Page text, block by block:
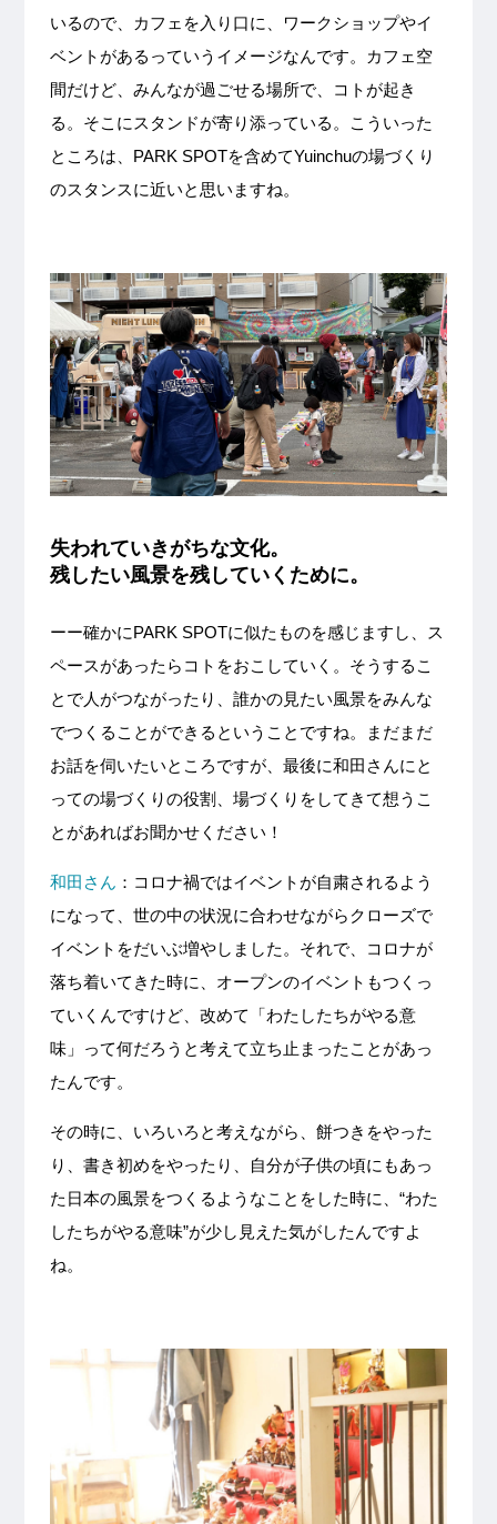
いるので、カフェを入り口に、ワークショップやイ
ベントがあるっていうイメージなんです。カフェ空
間だけど、みんなが過ごせる場所で、コトが起き
る。そこにスタンドが寄り添っている。こういった
ところは、PARK SPOTを含めてYuinchuの場づくり
のスタンスに近いと思いますね。
失われていきがちな文化。
残したい風景を残していくために。
ーー確かにPARK SPOTに似たものを感じますし、ス
ペースがあったらコトをおこしていく。そうするこ
とで人がつながったり、誰かの見たい風景をみんな
でつくることができるということですね。まだまだ
お話を伺いたいところですが、最後に和田さんにと
っての場づくりの役割、場づくりをしてきて想うこ
とがあればお聞かせください！
和田さん ：コロナ禍ではイベントが自粛されるよう
になって、世の中の状況に合わせながらクローズで
イベントをだいぶ増やしました。それで、コロナが
落ち着いてきた時に、オープンのイベントもつくっ
ていくんですけど、改めて「わたしたちがやる意
味」って何だろうと考えて立ち止まったことがあっ
たんです。
その時に、いろいろと考えながら、餅つきをやった
り、書き初めをやったり、自分が子供の頃にもあっ
た日本の風景をつくるようなことをした時に、“わた
したちがやる意味”が少し見えた気がしたんですよ
ね。